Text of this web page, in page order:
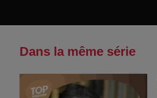
Dans la même série